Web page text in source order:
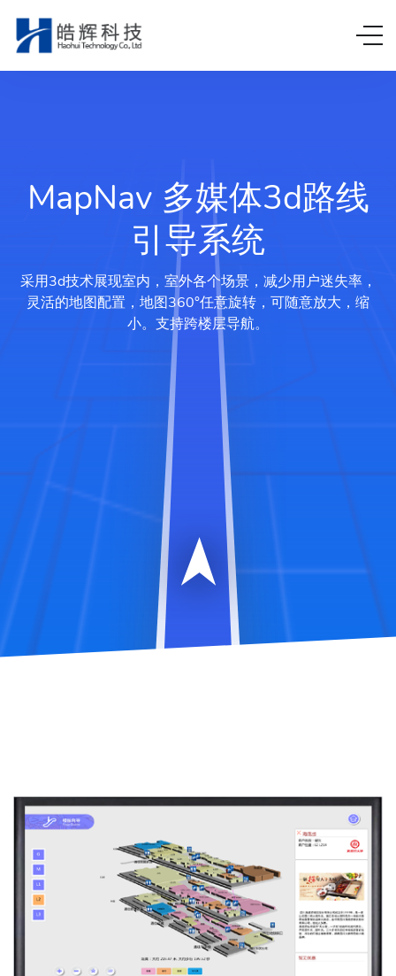
MapNav 多媒体3d路线
引导系统
采用3d技术展现室内，室外各个场景，减少用户迷失率，
灵活的地图配置，地图360°任意旋转，可随意放大，缩
小。支持跨楼层导航。